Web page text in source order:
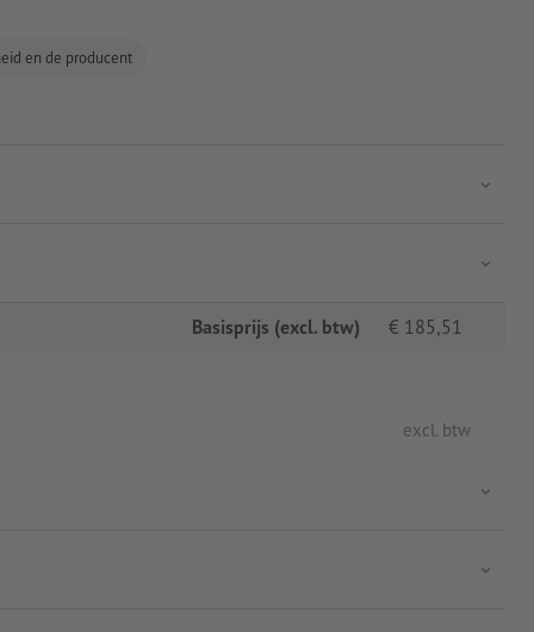
en de producent
Basisprijs (excl. btw) € 185,51
excl. btw